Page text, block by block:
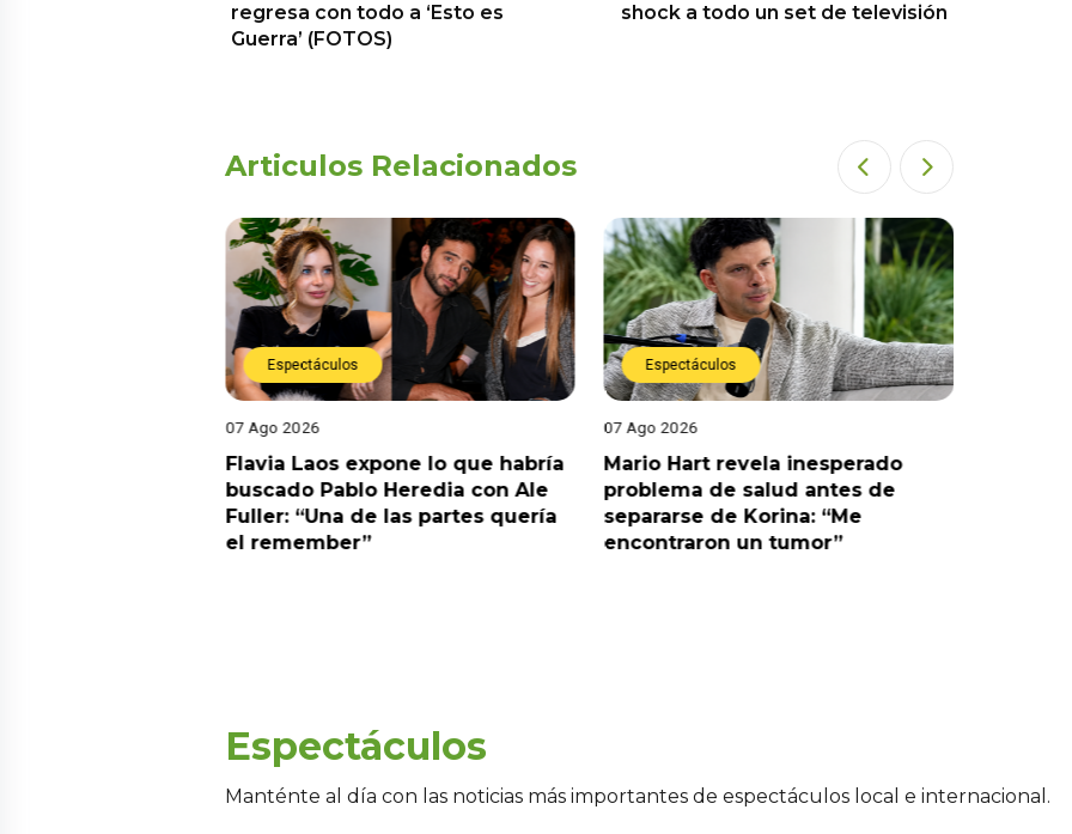
regresa con todo a ‘Esto es
Guerra’ (FOTOS)
shock a todo un set de televisión
Articulos Relacionados
Espectáculos
07 Ago 2026
Flavia Laos expone lo que habría
buscado Pablo Heredia con Ale
Fuller: “Una de las partes quería
el remember”
Espectáculos
07 Ago 2026
Mario Hart revela inesperado
problema de salud antes de
separarse de Korina: “Me
encontraron un tumor”
Espectáculos
Manténte al día con las noticias más importantes de espectáculos local e internacional.